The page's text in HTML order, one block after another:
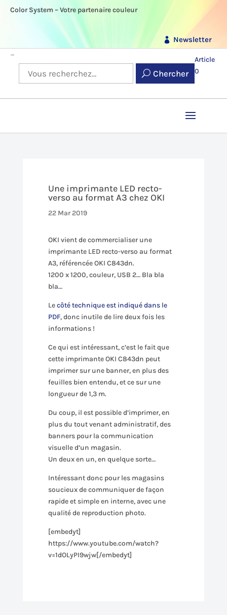
Color System – Votre partenaire couleur
Newsletter
Chercher
Article
0
Une imprimante LED recto-
verso au format A3 chez OKI
22 Mar 2019
OKI vient de commercialiser une
imprimante LED recto-verso au format
A3, référencée OKI C843dn.
1200 x 1200, couleur, USB 2… Bla bla
bla…
Lecôté technique est indiqué dans le
PDF, donc inutile de lire deux fois les
informations !
Ce qui est intéressant, c’est le fait que
cette imprimante OKI C843dn peut
imprimer sur une banner, en plus des
feuilles bien entendu, et ce sur une
longueur de 1,3 m.
Du coup, il est possible d’imprimer, en
plus du tout venant administratif, des
banners pour la communication
visuelle d’un magasin.
Un deux en un, en quelque sorte…
Intéressant donc pour les magasins
soucieux de communiquer de façon
rapide et simple en interne, avec une
qualité de reproduction photo.
[embedyt]
https://www.youtube.com/watch?
v=1dOLyPI9wjw[/embedyt]